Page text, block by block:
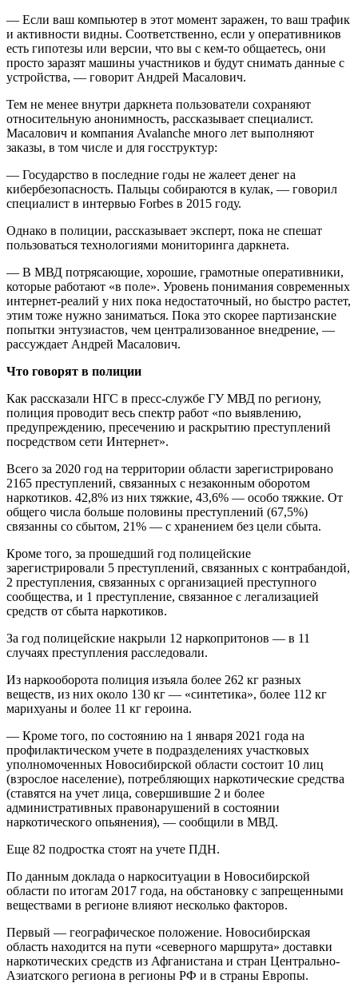
— Если ваш компьютер в этот момент заражен, то ваш трафик
и активности видны. Соответственно, если у оперативников
есть гипотезы или версии, что вы с кем-то общаетесь, они
просто заразят машины участников и будут снимать данные с
устройства, — говорит Андрей Масалович.
Тем не менее внутри даркнета пользователи сохраняют
относительную анонимность, рассказывает специалист.
Масалович и компания Avalanche много лет выполняют
заказы, в том числе и для госструктур:
— Государство в последние годы не жалеет денег на
кибербезопасность. Пальцы собираются в кулак, — говорил
специалист в интервью Forbes в 2015 году.
Однако в полиции, рассказывает эксперт, пока не спешат
пользоваться технологиями мониторинга даркнета.
— В МВД потрясающие, хорошие, грамотные оперативники,
которые работают «в поле». Уровень понимания современных
интернет-реалий у них пока недостаточный, но быстро растет,
этим тоже нужно заниматься. Пока это скорее партизанские
попытки энтузиастов, чем централизованное внедрение, —
рассуждает Андрей Масалович.
Что говорят в полиции
Как рассказали НГС в пресс-службе ГУ МВД по региону,
полиция проводит весь спектр работ «по выявлению,
предупреждению, пресечению и раскрытию преступлений
посредством сети Интернет».
Всего за 2020 год на территории области зарегистрировано
2165 преступлений, связанных с незаконным оборотом
наркотиков. 42,8% из них тяжкие, 43,6% — особо тяжкие. От
общего числа больше половины преступлений (67,5%)
связанны со сбытом, 21% — с хранением без цели сбыта.
Кроме того, за прошедший год полицейские
зарегистрировали 5 преступлений, связанных с контрабандой,
2 преступления, связанных с организацией преступного
сообщества, и 1 преступление, связанное с легализацией
средств от сбыта наркотиков.
За год полицейские накрыли 12 наркопритонов — в 11
случаях преступления расследовали.
Из наркооборота полиция изъяла более 262 кг разных
веществ, из них около 130 кг — «синтетика», более 112 кг
марихуаны и более 11 кг героина.
— Кроме того, по состоянию на 1 января 2021 года на
профилактическом учете в подразделениях участковых
уполномоченных Новосибирской области состоит 10 лиц
(взрослое население), потребляющих наркотические средства
(ставятся на учет лица, совершившие 2 и более
административных правонарушений в состоянии
наркотического опьянения), — сообщили в МВД.
Еще 82 подростка стоят на учете ПДН.
По данным доклада о наркоситуации в Новосибирской
области по итогам 2017 года, на обстановку с запрещенными
веществами в регионе влияют несколько факторов.
Первый — географическое положение. Новосибирская
область находится на пути «северного маршрута» доставки
наркотических средств из Афганистана и стран Центрально-
Азиатского региона в регионы РФ и в страны Европы.